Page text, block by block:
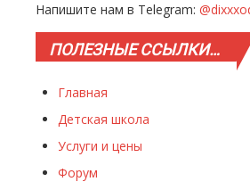
Напишите нам в Telegram:
ПОЛЕЗНЫЕССЫЛКИ…
Главная
Детская школа
Услуги и цены
Форум